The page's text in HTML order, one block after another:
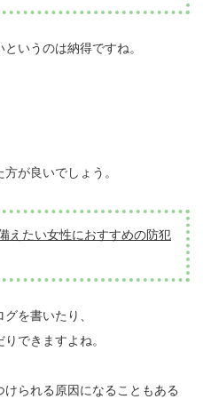
いうのは納得ですね。
方が良いでしょう。
えたい女性におすすめの防犯
を書いたり、
できますよね。
られる原因になることもある